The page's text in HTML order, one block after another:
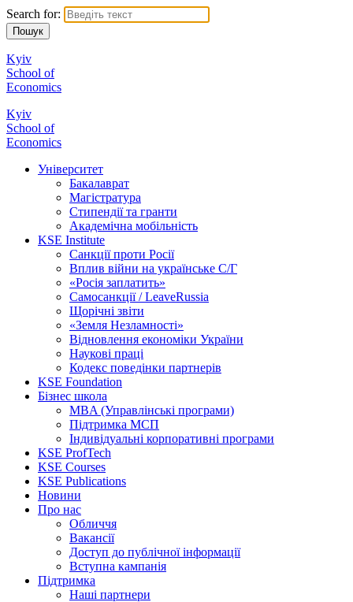
Search for:
Kyiv
School of
Economics
Kyiv
School of
Economics
Університет
Бакалаврат
Магістратура
Стипендії та гранти
Академічна мобільність
KSE Institute
Санкції проти Росії
Вплив війни на українське С/Г
«Росія заплатить»
Самосанкції / LeaveRussia
Щорічні звіти
«Земля Незламності»
Відновлення економіки України
Наукові праці
Кодекс поведінки партнерів
KSE Foundation
Бізнес школа
MBA (Управлінські програми)
Підтримка МСП
Індивідуальні корпоративні програми
KSE ProfTech
KSE Courses
KSE Publications
Новини
Про нас
Обличчя
Вакансії
Доступ до публічної інформації
Вступна кампанія
Підтримка
Наші партнери